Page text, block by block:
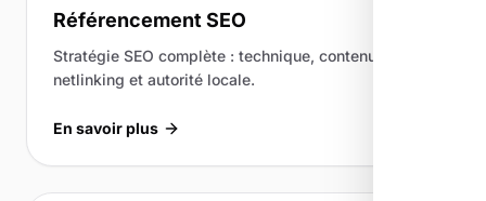
Référencement SEO
Stratégie SEO complète : technique, contenu,
netlinking et autorité locale.
En savoir plus